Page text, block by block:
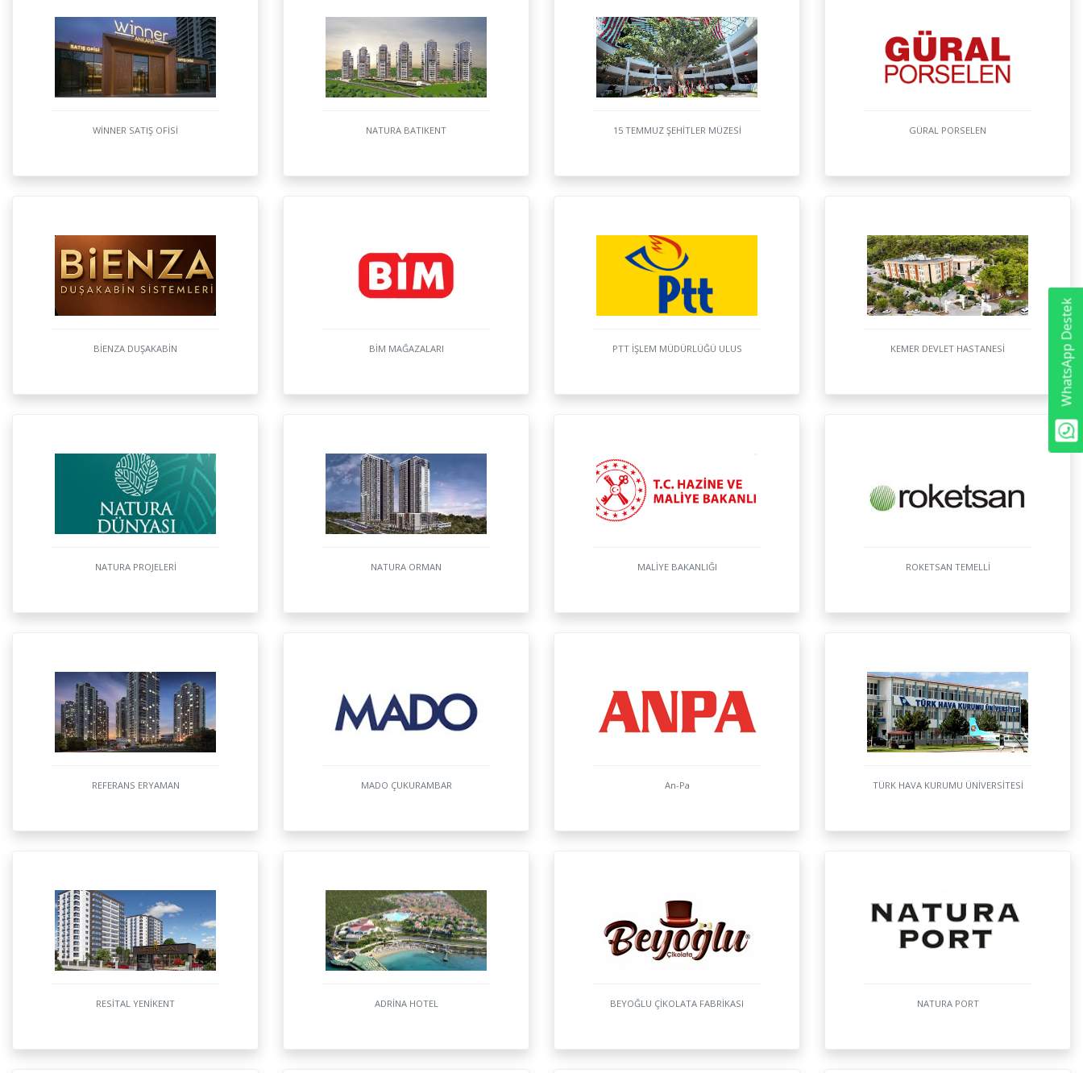
WİNNER SATIŞ OFİSİ NATURA BATIKENT 15 TEMMUZ ŞEHİTLER MÜZESİ GÜRAL PORSELEN
BİENZA DUŞAKABİN BİM MAĞAZALARI PTT İŞLEM MÜDÜRLÜĞÜ ULUS KEMER DEVLET HASTANESİ
NATURA PROJELERİ NATURA ORMAN MALİYE BAKANLIĞI ROKETSAN TEMELLİ
REFERANS ERYAMAN MADO ÇUKURAMBAR An-Pa TÜRK HAVA KURUMU ÜNİVERSİTESİ
RESİTAL YENİKENT ADRİNA HOTEL BEYOĞLU ÇİKOLATA FABRİKASI NATURA PORT
WhatsApp Destek